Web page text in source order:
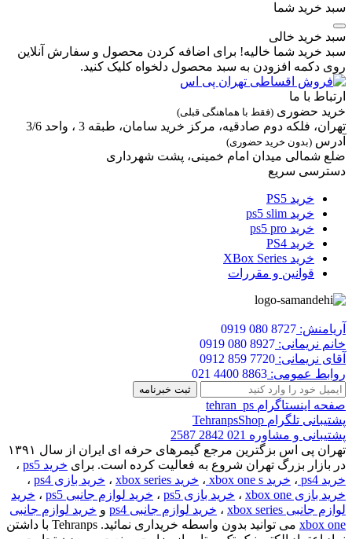
سبد خرید شما
سبد خرید خالی
سبد خرید شما خالیه! برای اضافه کردن محصول و سفارش آنلاین
روی دکمه افزودن به سبد محصول دلخواه کلیک کنید.
ارتباط با ما
خرید حضوری (فقط با هماهنگی قبلی)
تهران، فلکه دوم صادقیه، مرکز خرید سامان، طبقه 3 ، واحد 3/6
آدرس (بدون خرید حضوری)
ضلع شمالی میدان امام خمینی، پشت شهرداری
دسترسی سریع
خرید PS5
خرید ps5 slim
خرید ps5 pro
خرید PS4
خرید XBox Series
قوانین و مقررات
آریامنش: 0919 080 8727
خانم نریمانی: 0919 080 8927
آقای نریمانی: 0912 859 7720
روابط عمومی: 021 4400 8863
صفحه اینستاگرام tehran_ps
پشتیبانی تلگرام TehranpsShop
پشتیبانی و مشاوره 021 2842 2587
تهران پی اس بزگترین مرجع گیمرهای حرفه ای ایران از سال ۱۳۹۱
در بازار بزرگ تهران شروع به فعالیت کرده است. برای خرید ps5
،
خرید ps4
، خرید xbox one s ، خرید xbox series ، خرید بازی ps4
،
خرید بازی xbox one
، خرید بازی ps5 ، خرید لوازم جانبی ps5 ، خرید
لوازم جانبی xbox series
، خرید لوازم جانبی ps4 و خرید لوازم جانبی
xbox one
می توانید بدون واسطه خریداری نمائید. Tehranps با داشتن